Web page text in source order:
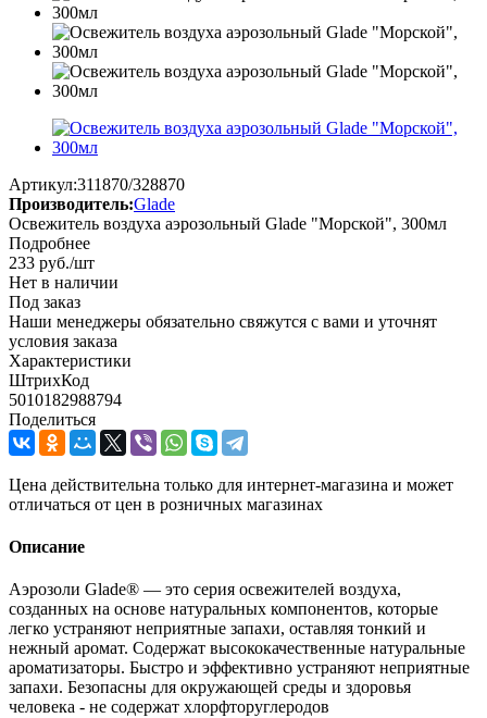
Артикул:311870/328870
Производитель:Glade
Освежитель воздуха аэрозольный Glade "Морской", 300мл
Подробнее
233 руб./шт
Нет в наличии
Под заказ
Наши менеджеры обязательно свяжутся с вами и уточнят
условия заказа
Характеристики
ШтрихКод
5010182988794
Поделиться
Цена действительна только для интернет-магазина и может
отличаться от цен в розничных магазинах
Описание
Аэрозоли Glade® — это серия освежителей воздуха,
созданных на основе натуральных компонентов, которые
легко устраняют неприятные запахи, оставляя тонкий и
нежный аромат. Содержат высококачественные натуральные
ароматизаторы. Быстро и эффективно устраняют неприятные
запахи. Безопасны для окружающей среды и здоровья
человека - не содержат хлорфторуглеродов